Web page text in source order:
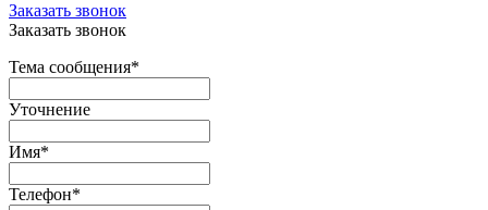
Заказать звонок
Заказать звонок
Тема сообщения*
Уточнение
Имя*
Телефон*